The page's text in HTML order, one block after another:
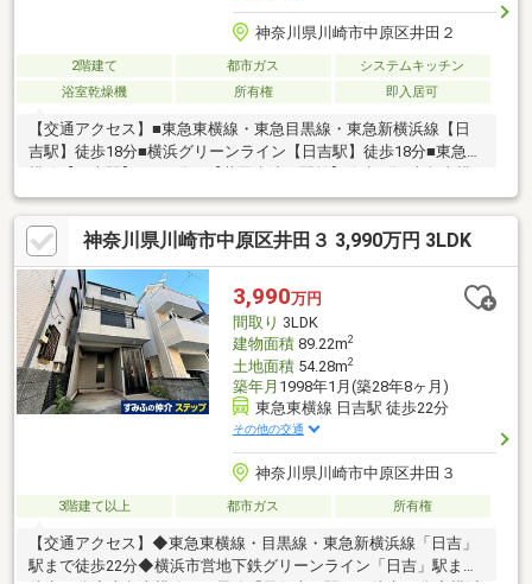
神奈川県川崎市中原区井田２
2階建て 都市ガス
システムキッチン
浴室乾燥機
所有権 即入居可
【交通アクセス】■東急東横線・東急目黒線・東急新横浜線【日
吉駅】徒歩18分■横浜グリーンライン【日吉駅】徒歩18分■東急東
横線【日吉駅】バス8分 【井田病院正門前】停歩3分■東急東横
線・東急目黒線【元住吉駅】徒歩23分【物件の特徴】●南東・北
東の角地●角地のため、陽当り良好・風通し良好●2023年9月築
室内丁寧にお使いです●陽当りの良い2階LDKは約15.3帖のゆった
りとした空間●車庫は屋根付きで大切なお車を雨風から守ります
（車種による）●前面道路の交通量が少なく、小さいお子様がい
らっしゃっても安心です
神奈川県川崎市中原区井田３ 3,990万円 3LDK
3,990万円
間取り 3LDK
建物面積89.22m2
土地面積54.28m2
築年月 1998年1月(築28年8ヶ月)
東急東横線 日吉駅 徒歩22分
その他の交通
神奈川県川崎市中原区井田３
3階建て以上 都市ガス 所有権
【交通アクセス】◆東急東横線・目黒線・東急新横浜線「日吉」
駅まで徒歩22分◆横浜市営地下鉄グリーンライン「日吉」駅まで